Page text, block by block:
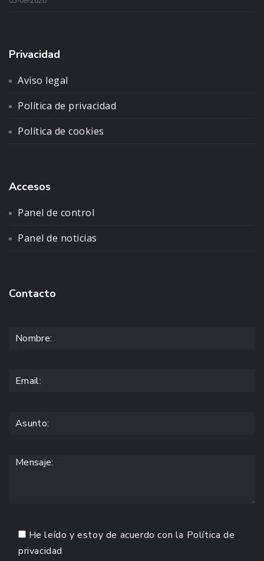
Privacidad
Aviso legal
Política de privacidad
Política de cookies
Accesos
Panel de control
Panel de noticias
Contacto
He leído y estoy de acuerdo con la Política de
privacidad